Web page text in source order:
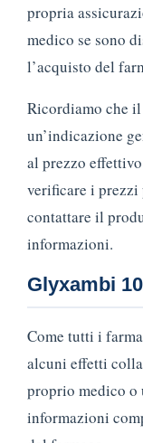
propria
medico se sono
l’acquisto del
Ricordiamo che
un’indicazione
al prezzo
verificare i prezzi
contattare il
informazioni.
Glyxambi
Come tutti i
alcuni effetti
proprio medico o
informazioni